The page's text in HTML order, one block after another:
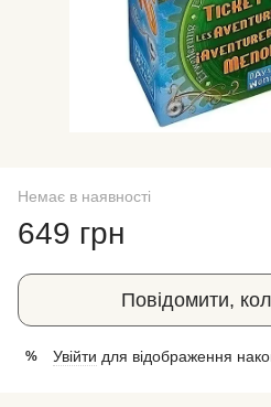
Немає в наявності
649 грн
Повідомити,
% Увійти для відображення